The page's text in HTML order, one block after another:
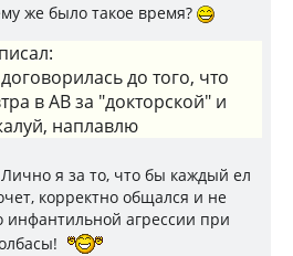
же было такое время?
до того, что
в АВ за "докторской" и
наплавлю
я за то, что бы каждый ел
корректно общался и не
инфантильной агрессии при